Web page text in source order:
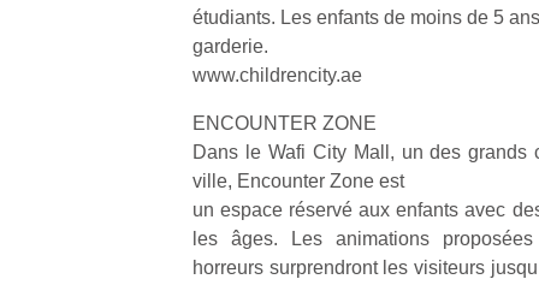
étudiants. Les enfants de moins de 5
garderie.
www.childrencity.ae
ENCOUNTER ZONE
Dans le Wafi City Mall, un des grands
ville, Encounter Zone est
un espace réservé aux enfants avec
les âges. Les animations
horreurs surprendront les visiteurs